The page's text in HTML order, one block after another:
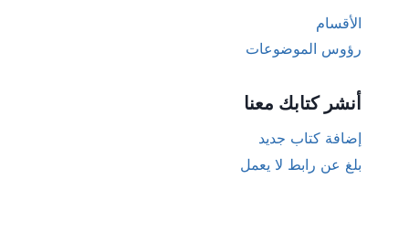
الأقسام
رؤوس الموضوعات
أنشر كتابك معنا
إضافة كتاب جديد
بلغ عن رابط لا يعمل